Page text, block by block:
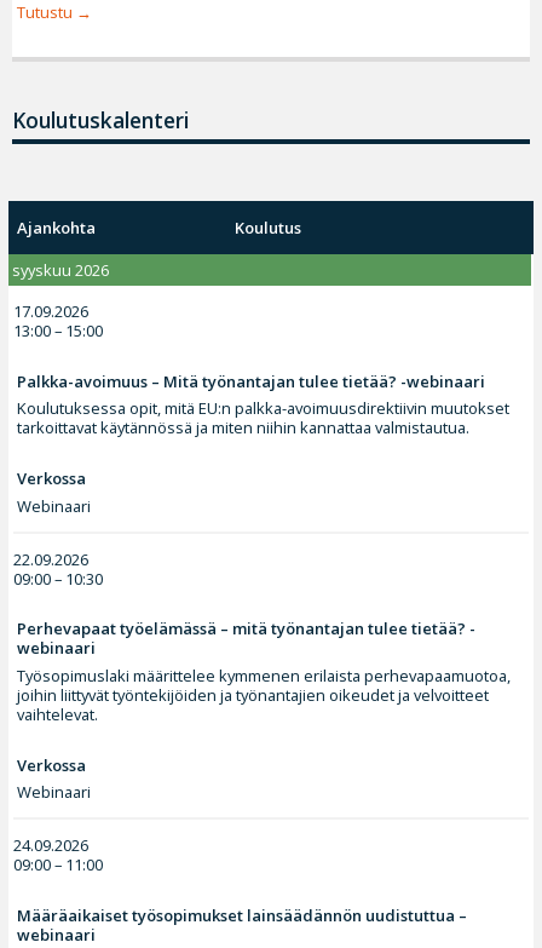
Tutustu
Koulutuskalenteri
Ajankohta
Koulutus
syyskuu 2026
17.09.2026
13:00 – 15:00
Palkka-avoimuus – Mitä työnantajan tulee tietää? -webinaari
Koulutuksessa opit, mitä EU:n palkka-avoimuusdirektiivin muutokset
tarkoittavat käytännössä ja miten niihin kannattaa valmistautua.
Verkossa
Webinaari
22.09.2026
09:00 – 10:30
Perhevapaat työelämässä – mitä työnantajan tulee tietää? -
webinaari
Työsopimuslaki määrittelee kymmenen erilaista perhevapaamuotoa,
joihin liittyvät työntekijöiden ja työnantajien oikeudet ja velvoitteet
vaihtelevat.
Verkossa
Webinaari
24.09.2026
09:00 – 11:00
Määräaikaiset työsopimukset lainsäädännön uudistuttua –
webinaari